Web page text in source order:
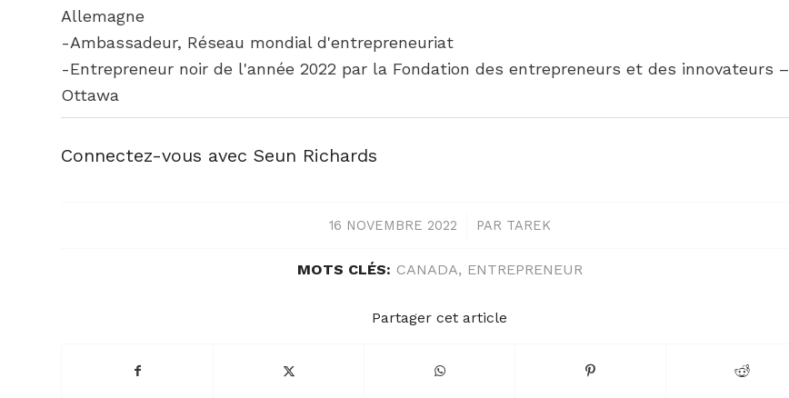
Allemagne
-Ambassadeur, Réseau mondial d'entrepreneuriat
-Entrepreneur noir de l'année 2022 par la Fondation des entrepreneurs et des innovateurs –
Ottawa
Connectez-vous avec Seun Richards
16 NOVEMBRE 2022
/ PAR TAREK
MOTS CLÉS: CANADA, ENTREPRENEUR
Partager cet article